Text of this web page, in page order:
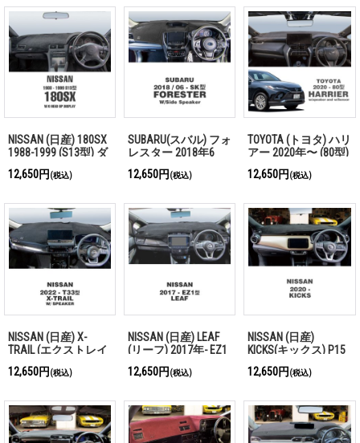
NISSAN (日産) 180SX
1988-1999 (S13型) ダ
ッシュマット
12,650円 (税込)
SUBARU(スバル) フォ
レスター 2018年6
月〜 (SK型) ダッシュ
マット
12,650円 (税込)
TOYOTA (トヨタ) ハリ
アー 2020年〜 (80型)
ダッシュマット
12,650円 (税込)
NISSAN (日産) X-
TRAIL (エクストレイ
ッシュマット
12,650円 (税込)
NISSAN (日産) LEAF
(リーフ) 2017年- EZ1
12,650円 (税込)
NISSAN (日産)
KICKS(キックス) P15
12,650円 (税込)